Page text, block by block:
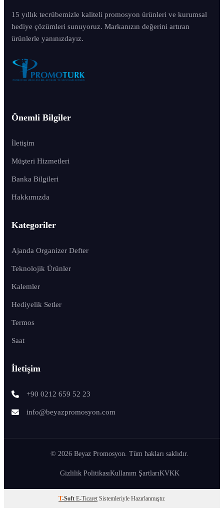
15 yıllık tecrübemizle kaliteli promosyon ürünleri ve kurumsal
hediye çözümleri sunuyoruz. Markanızın değerini artıran
ürünlerle yanınızdayız.
Önemli Bilgiler
İletişim
Müşteri Hizmetleri
Banka Bilgileri
Hakkımızda
Kategoriler
Ajanda Organizer Defter
Teknolojik Ürünler
Kalemler
Hediyelik Setler
Termos
Saat
İletişim
+90 0212 659 52 23
info@beyazpromosyon.com
© 2026 Beyaz Promosyon. Tüm hakları saklıdır.
Gizlilik PolitikasıKullanım ŞartlarıKVKK
T-Soft E-Ticaret Sistemleriyle Hazırlanmıştır.